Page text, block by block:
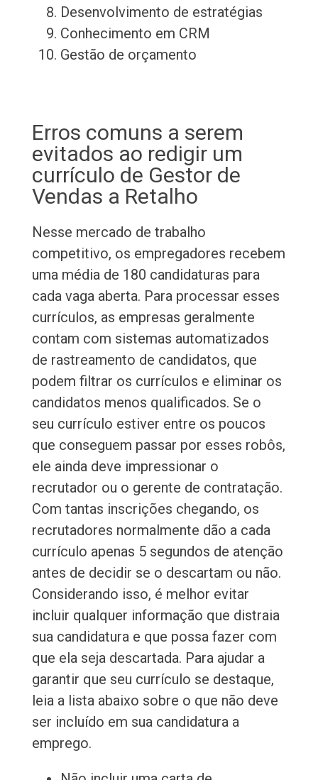
Desenvolvimento de estratégias
Conhecimento em CRM
Gestão de orçamento
Erros comuns a serem
evitados ao redigir um
currículo de Gestor de
Vendas a Retalho
Nesse mercado de trabalho
competitivo, os empregadores recebem
uma média de 180 candidaturas para
cada vaga aberta. Para processar esses
currículos, as empresas geralmente
contam com sistemas automatizados
de rastreamento de candidatos, que
podem filtrar os currículos e eliminar os
candidatos menos qualificados. Se o
seu currículo estiver entre os poucos
que conseguem passar por esses robôs,
ele ainda deve impressionar o
recrutador ou o gerente de contratação.
Com tantas inscrições chegando, os
recrutadores normalmente dão a cada
currículo apenas 5 segundos de atenção
antes de decidir se o descartam ou não.
Considerando isso, é melhor evitar
incluir qualquer informação que distraia
sua candidatura e que possa fazer com
que ela seja descartada. Para ajudar a
garantir que seu currículo se destaque,
leia a lista abaixo sobre o que não deve
ser incluído em sua candidatura a
emprego.